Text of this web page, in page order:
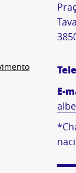
E-